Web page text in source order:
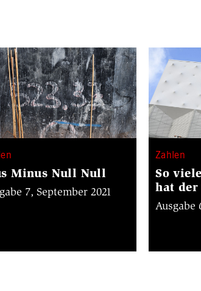
Minus Null Null
7, September 2021
Zahlen
So
hat
Ausgabe